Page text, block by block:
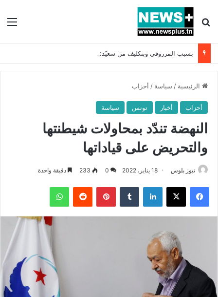
بحث عن
الرئيسية / سياسة / أحزاب
أحزاب أخبار تونس سياسة
النهضة تندّد بمحاولات شيطنتها
والتحريض على قياداتها
نيوز بلوس 18 يناير، 2022 0
233 دقيقة واحدة
فيسبوك X لينكدإن بينتيريست واتساب